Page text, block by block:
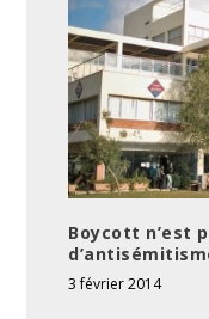
Boycott n’est
3 février 2014